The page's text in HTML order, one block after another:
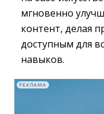
мгновенно
контент, делая
доступным для
навыков.
РЕКЛАМА